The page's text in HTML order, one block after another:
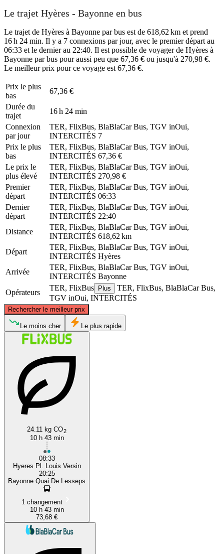
Le trajet Hyères - Bayonne en bus
Le trajet de Hyères à Bayonne par bus est de 618,62 km et prend
16 h 24 min. Il y a 7 connexions par jour, avec le premier départ au
06:33 et le dernier au 22:40. Il est possible de voyager de Hyères à
Bayonne par bus pour aussi peu que 67,36 € ou jusqu'à 270,98 €.
Le meilleur prix pour ce voyage est 67,36 €.
Prix ​​le plus
bas
67,36 €
Durée du
trajet
16 h 24 min
Connexion
par jour
TER, FlixBus, BlaBlaCar Bus, TGV inOui,
INTERCITÉS 7
Prix ​​le plus
bas
TER, FlixBus, BlaBlaCar Bus, TGV inOui,
INTERCITÉS 67,36 €
Le prix le
plus élevé
TER, FlixBus, BlaBlaCar Bus, TGV inOui,
INTERCITÉS 270,98 €
Premier
départ
TER, FlixBus, BlaBlaCar Bus, TGV inOui,
INTERCITÉS 06:33
Dernier
départ
TER, FlixBus, BlaBlaCar Bus, TGV inOui,
INTERCITÉS 22:40
Distance
TER, FlixBus, BlaBlaCar Bus, TGV inOui,
INTERCITÉS 618,62 km
Départ
TER, FlixBus, BlaBlaCar Bus, TGV inOui,
INTERCITÉS Hyères
Arrivée
TER, FlixBus, BlaBlaCar Bus, TGV inOui,
INTERCITÉS Bayonne
Opérateurs
TER, FlixBus Plus
TER, FlixBus, BlaBlaCar Bus,
TGV inOui, INTERCITÉS
Rechercher le meilleur prix
Bayonne
©CARTO, ©
Le moins cher Le plus rapide
24.11 kg CO2
10 h 43 min
08:33
Hyeres Pl. Louis Versin
20:25
Bayonne Quai De Lesseps
1 changement
10 h 43 min
73,68 €